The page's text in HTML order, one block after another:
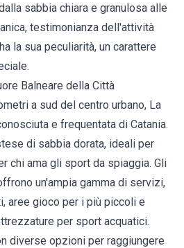
sabbia chiara e granulosa alle
testimonianza dell'attività
la sua peculiarità, un carattere
Balneare della Città
a sud del centro urbano, La
e frequentata di Catania.
di sabbia dorata, ideali per
chi ama gli sport da spiaggia. Gli
un'ampia gamma di servizi,
aree gioco per i più piccoli e
per sport acquatici.
diverse opzioni per raggiungere